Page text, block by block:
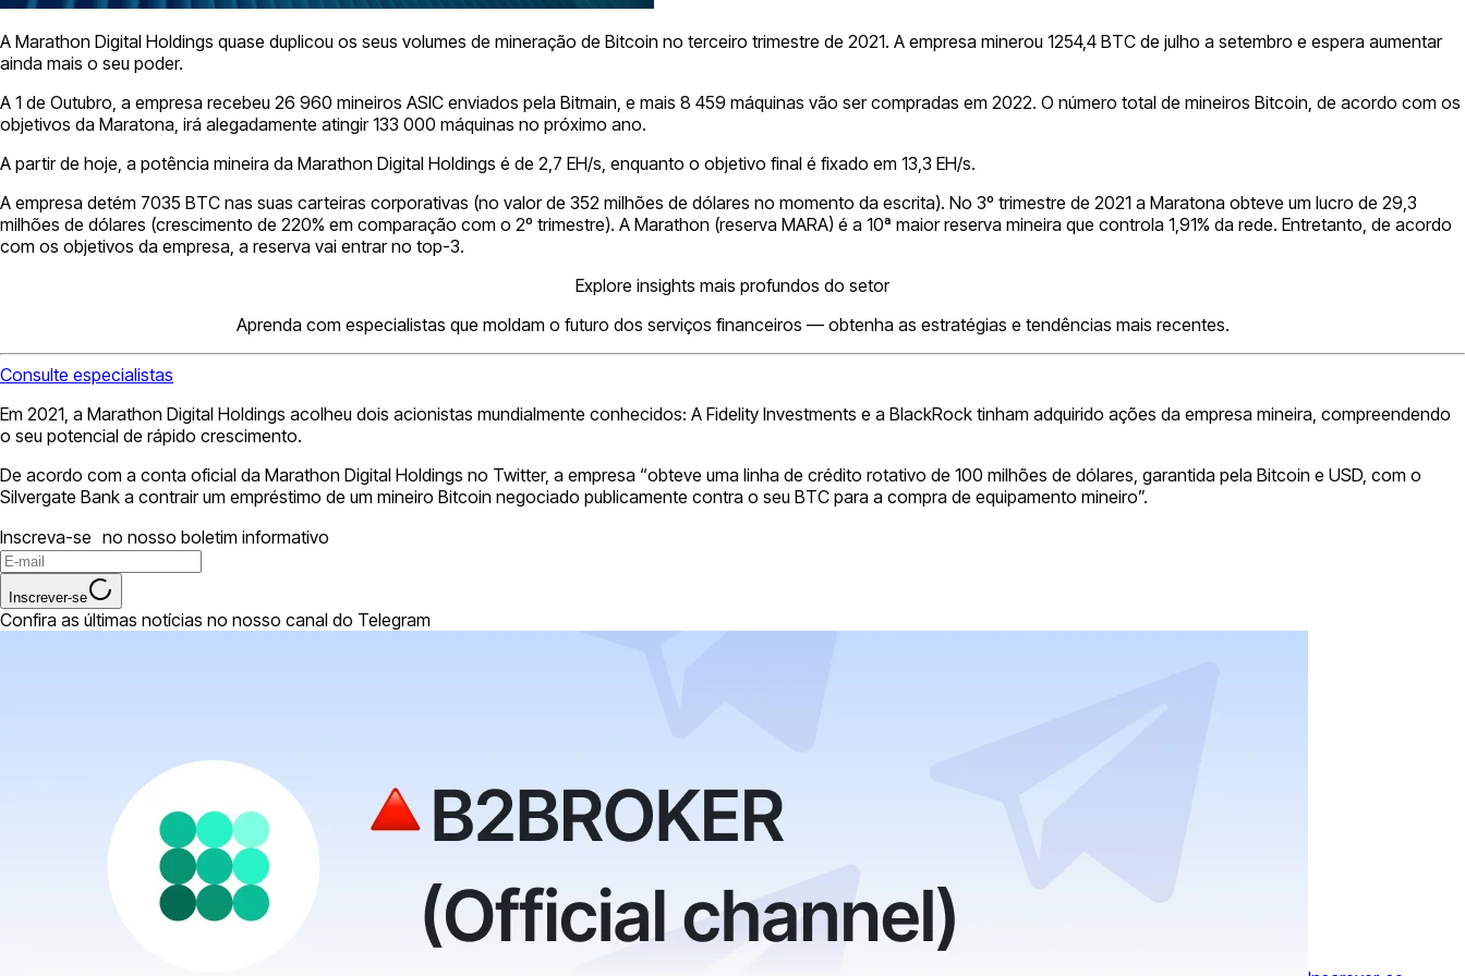
A Marathon Digital Holdings quase duplicou os seus volumes de mineração de Bitcoin no terceiro trimestre de 2021. A empresa minerou 1254,4 BTC de julho a setembro e espera aumentar
ainda mais o seu poder.
A 1 de Outubro, a empresa recebeu 26 960 mineiros ASIC enviados pela Bitmain, e mais 8 459 máquinas vão ser compradas em 2022. O número total de mineiros Bitcoin, de acordo com os
objetivos da Maratona, irá alegadamente atingir 133 000 máquinas no próximo ano.
A partir de hoje, a potência mineira da Marathon Digital Holdings é de 2,7 EH/s, enquanto o objetivo final é fixado em 13,3 EH/s.
A empresa detém 7035 BTC nas suas carteiras corporativas (no valor de 352 milhões de dólares no momento da escrita). No 3º trimestre de 2021 a Maratona obteve um lucro de 29,3
milhões de dólares (crescimento de 220% em comparação com o 2º trimestre). A Marathon (reserva MARA) é a 10ª maior reserva mineira que controla 1,91% da rede. Entretanto, de acordo
com os objetivos da empresa, a reserva vai entrar no top-3.
Explore insights mais profundos do setor
Aprenda com especialistas que moldam o futuro dos serviços financeiros — obtenha as estratégias e tendências mais recentes.
Consulte especialistas
Em 2021, a Marathon Digital Holdings acolheu dois acionistas mundialmente conhecidos: A Fidelity Investments e a BlackRock tinham adquirido ações da empresa mineira, compreendendo
o seu potencial de rápido crescimento.
De acordo com a conta oficial da Marathon Digital Holdings no Twitter, a empresa “obteve uma linha de crédito rotativo de 100 milhões de dólares, garantida pela Bitcoin e USD, com o
Silvergate Bank a contrair um empréstimo de um mineiro Bitcoin negociado publicamente contra o seu BTC para a compra de equipamento mineiro”.
Inscreva-se no nosso boletim informativo
Inscrever-se
Confira as últimas notícias no nosso canal do Telegram